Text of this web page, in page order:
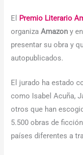
El Premio Literario
organizaAmazon y
presentar su obra y
autopublicados.
El jurado ha estado
como Isabel Acuña,
otros que han
5.500 obras de
países diferentes a